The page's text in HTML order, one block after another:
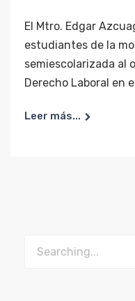
El Mtro. Edgar
estudiantes de la
semiescolarizada al
Derecho Laboral en
Leer más...